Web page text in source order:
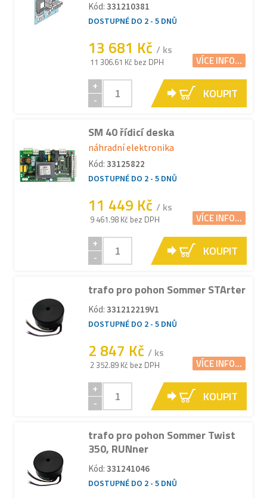
Kód: 331210381
DOSTUPNÉ DO 2 - 5 DNŮ
13 681 Kč / ks
11 306.61 Kč bez DPH VÍCE INFO...
+
-
KOUPIT
SM 40 řídicí deska
náhradní elektronika
Kód: 33125822
DOSTUPNÉ DO 2 - 5 DNŮ
11 449 Kč / ks
9 461.98 Kč bez DPH VÍCE INFO...
+
-
KOUPIT
trafo pro pohon Sommer STArter
Kód: 331212219V1
DOSTUPNÉ DO 2 - 5 DNŮ
2 847 Kč / ks
2 352.89 Kč bez DPH VÍCE INFO...
+
-
KOUPIT
trafo pro pohon Sommer Twist
350, RUNner
Kód: 331241046
DOSTUPNÉ DO 2 - 5 DNŮ